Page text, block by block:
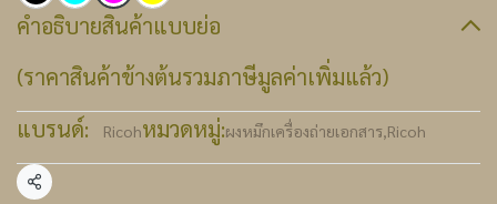
คำอธิบายสินค้าแบบย่อ
(ราคาสินค้าข้างต้นรวมภาษีมูลค่าเพิ่มแล้ว)
แบรนด์:
Ricohหมวดหมู่:ผงหมึกเครื่องถ่ายเอกสาร,Ricoh
แชร์